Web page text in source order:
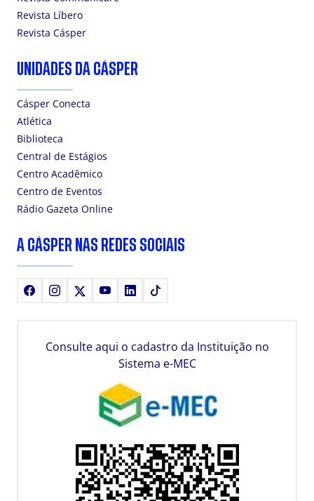
Revista Líbero
Revista Cásper
UNIDADES DA CÁSPER
Cásper Conecta
Atlética
Biblioteca
Central de Estágios
Centro Acadêmico
Centro de Eventos
Rádio Gazeta Online
A CÁSPER NAS REDES SOCIAIS
FacebookInstagram YoutubeLinkedIn
Consulte aqui o cadastro da Instituição no
Sistema e-MEC